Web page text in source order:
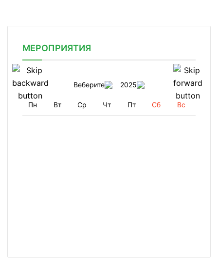
МЕРОПРИЯТИЯ
Веберите 2025
Пн Вт Ср Чт Пт Сб Вс